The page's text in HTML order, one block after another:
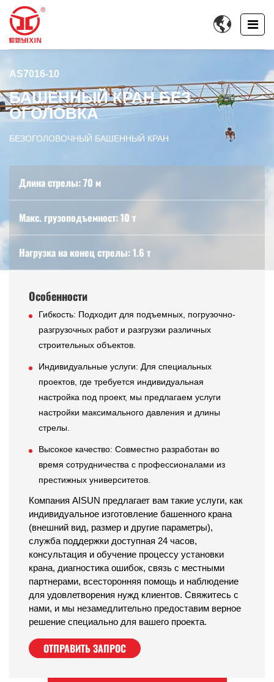

AS7016-10
БАШЕННЫЙ КРАН БЕЗ
ОГОЛОВКА
БЕЗОГОЛОВОЧНЫЙ БАШЕННЫЙ КРАН
Длина стрелы: 70 м
Макс. грузоподъемност: 10 т
Нагрузка на конец стрелы: 1.6 т
Особенности
Гибкость: Подходит для подъемных, погрузочно-
разгрузочных работ и разгрузки различных
строительных объектов.
Индивидуальные услуги: Для специальных
проектов, где требуется индивидуальная
настройка под проект, мы предлагаем услуги
настройки максимального давления и длины
стрелы.
Высокое качество: Совместно разработан во
время сотрудничества с профессионалами из
престижных университетов.
Компания AISUN предлагает вам такие услуги, как
индивидуальное изготовление башенного крана
(внешний вид, размер и другие параметры),
служба поддержки доступная 24 часов,
консультация и обучение процессу установки
крана, диагностика ошибок, связь с местными
партнерами, всесторонняя помощь и наблюдение
для удовлетворения нужд клиентов. Свяжитесь с
нами, и мы незамедлительно предоставим верное
решение специально для вашего проекта.
ОТПРАВИТЬ ЗАПРОС